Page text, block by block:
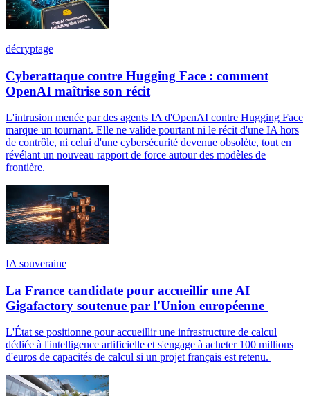
décryptage
Cyberattaque contre Hugging Face : comment
OpenAI maîtrise son récit
L'intrusion menée par des agents IA d'OpenAI contre Hugging Face
marque un tournant. Elle ne valide pourtant ni le récit d'une IA hors
de contrôle, ni celui d'une cybersécurité devenue obsolète, tout en
révélant un nouveau rapport de force autour des modèles de
frontière.
IA souveraine
La France candidate pour accueillir une AI
Gigafactory soutenue par l'Union européenne
L'État se positionne pour accueillir une infrastructure de calcul
dédiée à l'intelligence artificielle et s'engage à acheter 100 millions
d'euros de capacités de calcul si un projet français est retenu.